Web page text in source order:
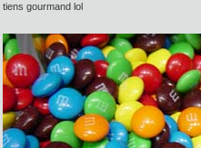
tiens gourmand lol